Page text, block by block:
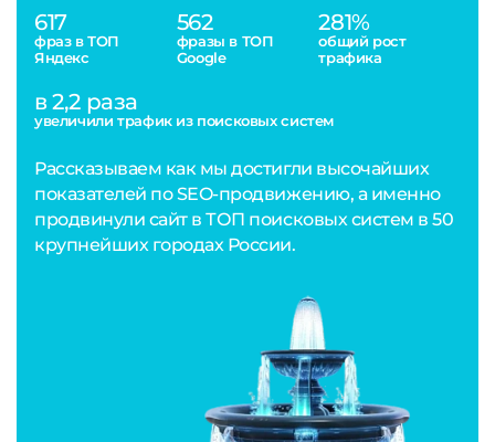
617
фраз в ТОП
Яндекс
562
фразы в ТОП
Google
281%
общий рост
трафика
в 2,2 раза
увеличили трафик из поисковых систем
Рассказываем как мы достигли высочайших
показателей по SEO-продвижению, а именно
продвинули сайт в ТОП поисковых систем в 50
крупнейших городах России.